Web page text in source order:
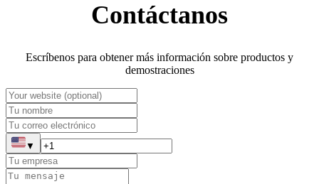
Contáctanos
Escríbenos para obtener más información sobre productos y
demostraciones
▼